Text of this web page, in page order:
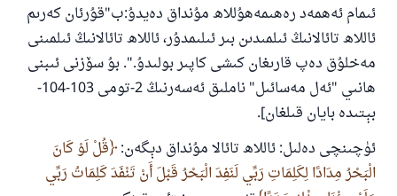
ئىمام ئەھمەد رەھىمەھۇللاھ مۇنداق دەيدۇ:ب"قۇرئان كەرىم
ئاللاھ تائالانىڭ ئىلمىدىن بىر ئىلىمدۇر، ئاللاھ تائالانىڭ ئىلمىنى
مەخلۇق دەپ قارىغان كىشى كاپىر بولىدۇ.". بۇ سۆزنى ئىبنى
ھانىي "ئەل مەسائىل" ناملىق ئەسەرنىڭ 2-تومى 103-104-
بېتىدە بايان قىلغان].
ئۈچىنچى دەلىل: ئاللاھ تائالا مۇنداق دېگەن: قُلْ لَوْ كَانَ
الْبَحْرُ مِدَادًا لِكَلِمَاتِ رَبِّي لَنَفِدَ الْبَحْرُ قَبْلَ أَنْ تَنْفَدَ كَلِمَاتُ رَبِّي